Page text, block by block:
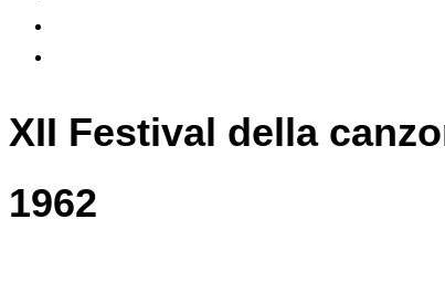
XII Festival della
1962